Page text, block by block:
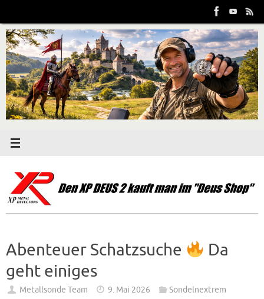
Inhalt
springen
Abenteuer Schatzsuche
Da
geht einiges
Metallsonde Team 9. Mai 2026 Sondelnextrem